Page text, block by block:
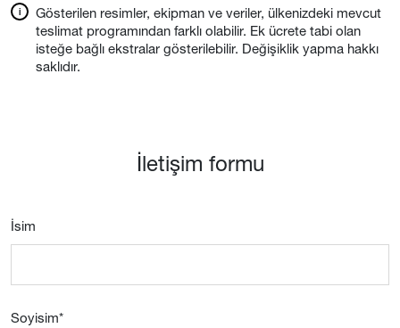
Gösterilen resimler, ekipman ve veriler, ülkenizdeki mevcut
teslimat programından farklı olabilir. Ek ücrete tabi olan
isteğe bağlı ekstralar gösterilebilir. Değişiklik yapma hakkı
saklıdır.
İletişim formu
İsim
Soyisim*